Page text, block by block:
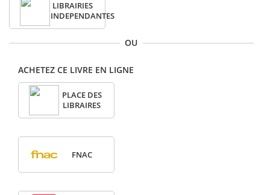
LIBRAIRIES
INDEPENDANTES
OU
ACHETEZ CE LIVRE EN LIGNE
PLACE DES
LIBRAIRES
FNAC